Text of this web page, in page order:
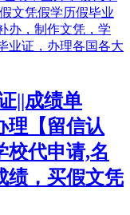
||成绩单
理【留信认
校代申请,名
绩，买假文凭